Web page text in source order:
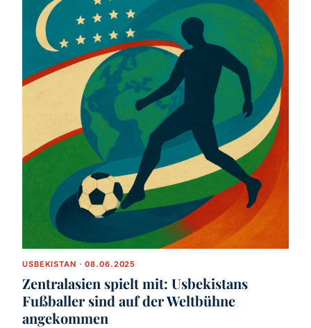
USBEKISTAN · 08.06.2025
Zentralasien spielt mit: Usbekistans
Fußballer sind auf der Weltbühne
angekommen